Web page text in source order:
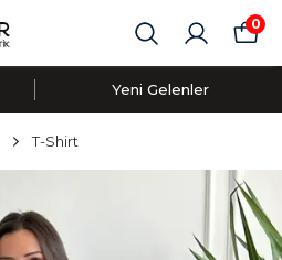
0
Yeni Gelenler
T-Shirt